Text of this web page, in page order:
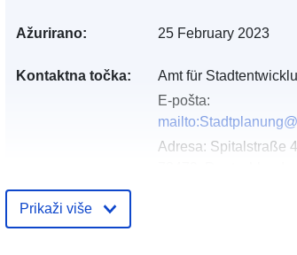
Ažurirano: 25 February 2023
Kontaktna točka:
Amt für
E-pošta:
Adresa: Spitalstraße
Prikaži više